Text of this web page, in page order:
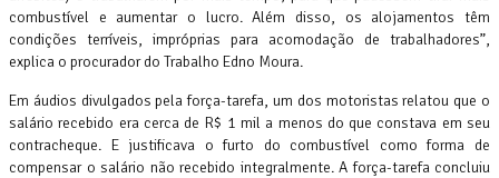
combustível e aumentar o lucro. Além disso, os alojamentos têm
condições terríveis, impróprias para acomodação de trabalhadores”,
explica o procurador do Trabalho Edno Moura.
Em áudios divulgados pela força-tarefa, um dos motoristas relatou que o
salário recebido era cerca de R$ 1 mil a menos do que constava em seu
contracheque. E justificava o furto do combustível como forma de
compensar o salário não recebido integralmente. A força-tarefa concluiu